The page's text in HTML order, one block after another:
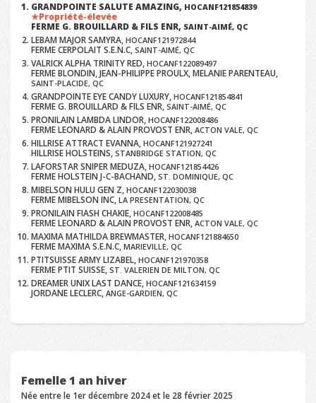
GRANDPOINTE SALUTE AMAZING, HOCANF121854839
Propriété-élevée
FERME G. BROUILLARD & FILS ENR, SAINT-AIMÉ, QC
LEBAM MAJOR SAMYRA,HOCANF121972844
FERME CERPOLAIT S.E.N.C,SAINT-AIMÉ, QC
VALRICK ALPHA TRINITY RED,HOCANF122089497
FERME BLONDIN, JEAN-PHILIPPE PROULX, MELANIE PARENTEAU,
SAINT-PLACIDE, QC
GRANDPOINTE EYE CANDY LUXURY,HOCANF121854841
FERME G. BROUILLARD & FILS ENR,SAINT-AIMÉ, QC
PRONILAIN LAMBDA LINDOR,HOCANF122008486
FERME LEONARD & ALAIN PROVOST ENR,ACTON VALE, QC
HILLRISE ATTRACT EVANNA,HOCANF121927241
HILLRISE HOLSTEINS,STANBRIDGE STATION, QC
LAFORSTAR SNIPER MEDUZA,HOCANF121854426
FERME HOLSTEIN J-C-BACHAND,ST. DOMINIQUE, QC
MIBELSON HULU GEN Z,HOCANF122030038
FERME MIBELSON INC,LA PRESENTATION, QC
PRONILAIN FIASH CHAKIE,HOCANF122008485
FERME LEONARD & ALAIN PROVOST ENR,ACTON VALE, QC
MAXIMA MATHILDA BREWMASTER,HOCANF121884650
FERME MAXIMA S.E.N.C,MARIEVILLE, QC
PTITSUISSE ARMY LIZABEL,HOCANF121970358
FERME PTIT SUISSE,ST. VALERIEN DE MILTON, QC
DREAMER UNIX LAST DANCE,HOCANF121634159
JORDANE LECLERC,ANGE-GARDIEN, QC
Femelle 1 an hiver
Née entre le 1er décembre 2024 et le 28 février 2025